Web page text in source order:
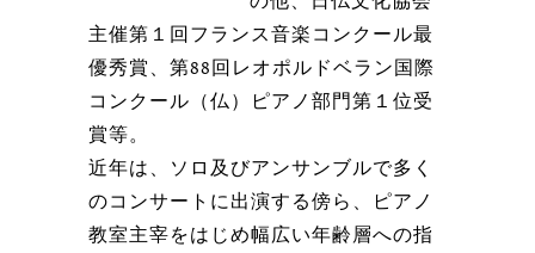
主催第１回フランス音楽コンクール最
優秀賞、第88回レオポルドベラン国際
コンクール（仏）ピアノ部門第１位受
賞等。
近年は、ソロ及びアンサンブルで多く
のコンサートに出演する傍ら、ピアノ
教室主宰をはじめ幅広い年齢層への指